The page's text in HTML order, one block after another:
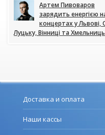
Артем Пивоваров
зарядить енергією
концертах у Львові,
Луцьку, Вінниці та
Доставка и оплата
Наши кассы